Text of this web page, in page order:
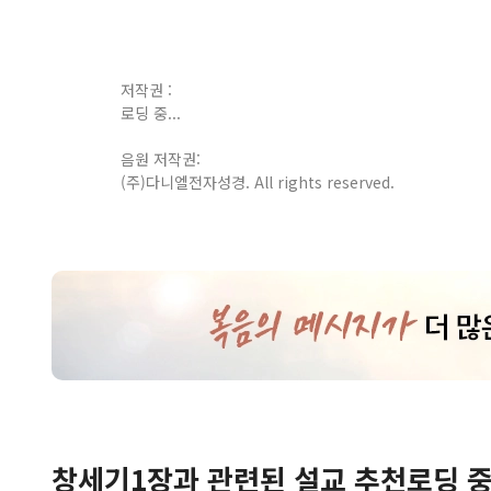
저작권 :
로딩 중...
음원 저작권:
(주)다니엘전자성경. All rights reserved.
창세기1장과 관련된 설교 추천로딩